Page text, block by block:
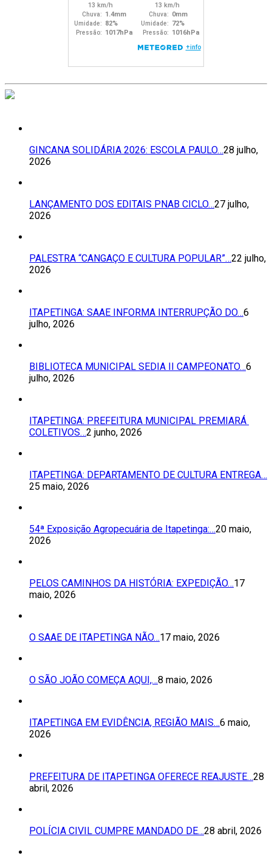
GINCANA SOLIDÁRIA 2026: ESCOLA PAULO…28 julho,
2026
LANÇAMENTO DOS EDITAIS PNAB CICLO…27 julho,
2026
PALESTRA “CANGAÇO E CULTURA POPULAR”…22 julho,
2026
ITAPETINGA: SAAE INFORMA INTERRUPÇÃO DO…6
julho, 2026
BIBLIOTECA MUNICIPAL SEDIA II CAMPEONATO…6
julho, 2026
ITAPETINGA: PREFEITURA MUNICIPAL PREMIARÁ
COLETIVOS…2 junho, 2026
ITAPETINGA: DEPARTAMENTO DE CULTURA ENTREGA…
25 maio, 2026
54ª Exposição Agropecuária de Itapetinga:…20 maio,
2026
PELOS CAMINHOS DA HISTÓRIA: EXPEDIÇÃO…17
maio, 2026
O SAAE DE ITAPETINGA NÃO…17 maio, 2026
O SÃO JOÃO COMEÇA AQUI,…8 maio, 2026
ITAPETINGA EM EVIDÊNCIA, REGIÃO MAIS…6 maio,
2026
PREFEITURA DE ITAPETINGA OFERECE REAJUSTE…28
abril, 2026
POLÍCIA CIVIL CUMPRE MANDADO DE…28 abril, 2026